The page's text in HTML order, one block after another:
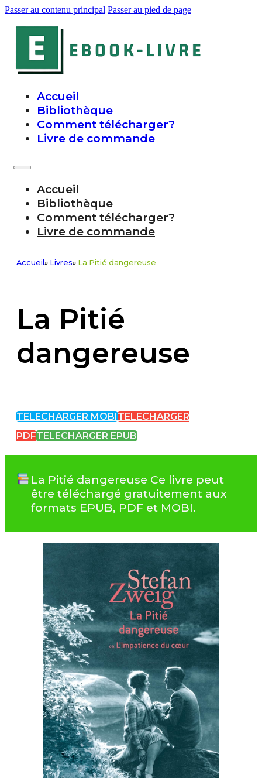
Passer au contenu principal Passer au pied de page
Accueil
Bibliothèque
Comment télécharger?
Livre de commande
Accueil
Bibliothèque
Comment télécharger?
Livre de commande
Accueil » Livres» La Pitié dangereuse
La Pitié
dangereuse
TELECHARGER MOBI TELECHARGER
PDFTELECHARGER EPUB
La Pitié dangereuse Ce livre peut
être téléchargé gratuitement aux
formats EPUB, PDF et MOBI.